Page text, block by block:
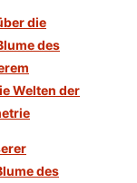
die
des
Welten der
des